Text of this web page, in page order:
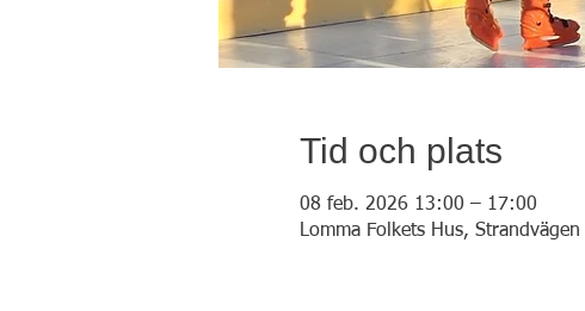
Tid och plats
08 feb. 2026 13:00 – 17:00
Lomma Folkets Hus,